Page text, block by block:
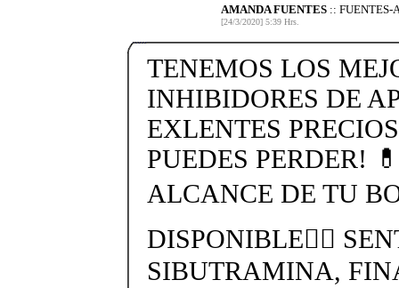
AMANDA FUENTES:: FUENTES-
[24/3/2020] 5:39 Hrs.
TENEMOS LOS
INHIBIDORES DE
EXLENTES
PUEDES PERDER!
ALCANCE DE TU
DISPONIBLE👉🏻
SIBUTRAMINA,